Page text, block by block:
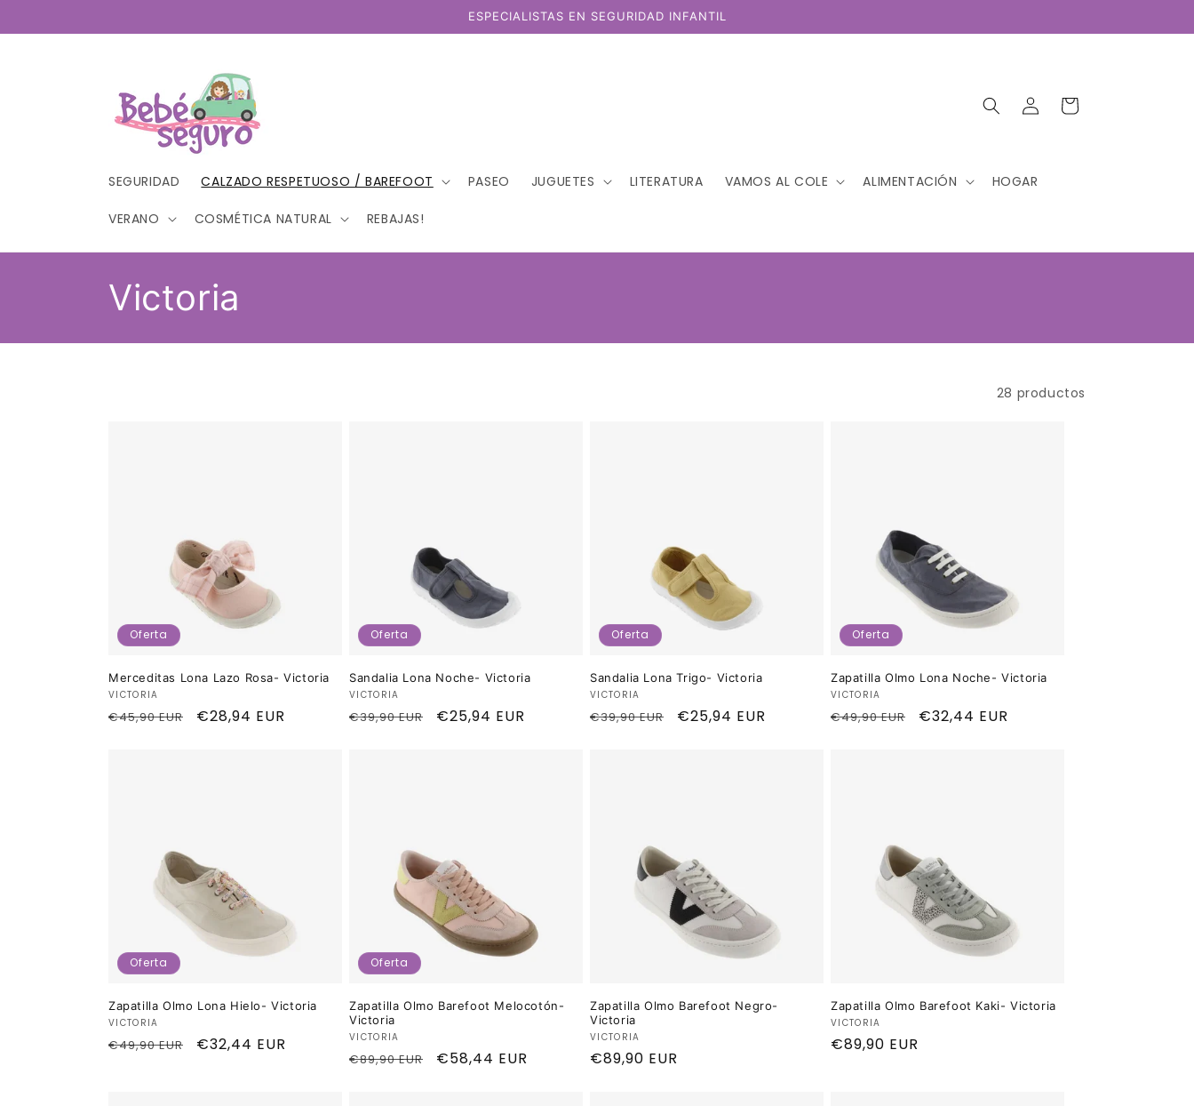
al contenido
ESPECIALISTAS EN SEGURIDAD INFANTIL
SEGURIDAD CALZADO RESPETUOSO / BAREFOOT PASEO JUGUETES LITERATURA VAMOS AL COLE ALIMENTACIÓN HOGAR
VERANO COSMÉTICA NATURAL REBAJAS!
Iniciar
sesión
Carrito
C
o
ó
n
:
Victoria
28 productos
Oferta
Merceditas Lona Lazo Rosa- Victoria
Proveedor:
VICTORIA
Precio
€45,90 EUR
Precio
€28,94 EUR
Oferta
Sandalia Lona Noche- Victoria
Proveedor:
VICTORIA
Precio
€39,90 EUR
Precio
€25,94 EUR
Oferta
Sandalia Lona Trigo- Victoria
Proveedor:
VICTORIA
Precio
€39,90 EUR
Precio
€25,94 EUR
Oferta
Zapatilla Olmo Lona Noche- Victoria
Proveedor:
VICTORIA
Precio
€49,90 EUR
Precio
€32,44 EUR
Oferta
Zapatilla Olmo Lona Hielo- Victoria
Proveedor:
VICTORIA
Precio
€49,90 EUR
Precio
€32,44 EUR
Oferta
Zapatilla Olmo Barefoot Melocotón-
Victoria
Proveedor:
VICTORIA
Precio
€89,90 EUR
Precio
€58,44 EUR
Zapatilla Olmo Barefoot Negro-
Victoria
Proveedor:
VICTORIA
Precio
€89,90 EUR
Zapatilla Olmo Barefoot Kaki- Victoria
Proveedor:
VICTORIA
Precio
€89,90 EUR